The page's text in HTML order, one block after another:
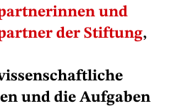
und
der Stiftung,
und die Aufgaben